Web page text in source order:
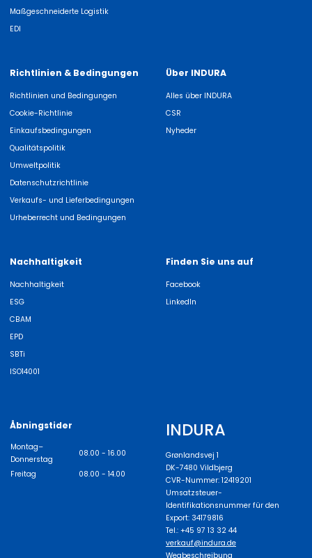
Maßgeschneiderte Logistik
EDI
Richtlinien & Bedingungen
Richtlinien und Bedingungen
Cookie-Richtlinie
Einkaufsbedingungen
Qualitätspolitik
Umweltpolitik
Datenschutzrichtlinie
Verkaufs- und Lieferbedingungen
Urheberrecht und Bedingungen
Über INDURA
Alles über INDURA
CSR
Nyheder
Nachhaltigkeit
Nachhaltigkeit
ESG
CBAM
EPD
SBTi
ISO14001
Finden Sie uns auf
Facebook
LinkedIn
Åbningstider
Montag–
Donnerstag
08.00 - 16.00
Freitag
08.00 - 14.00
INDURA
Grønlandsvej 1
DK-7480 Vildbjerg
CVR-Nummer: 12419201
Umsatzsteuer-
Identifikationsnummer für den
Export: 34179816
Tel.: +45 97 13 32 44
verkauf@indura.de
Wegbeschreibung